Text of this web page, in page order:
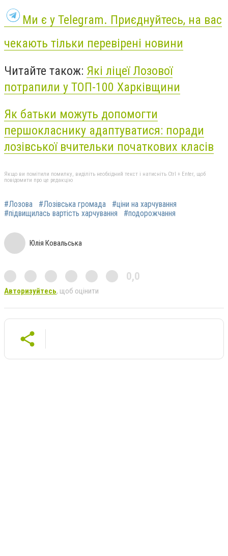
Ми є у Telegram. Приєднуйтесь, на вас
чекають тільки перевірені новини
Читайте також: Які ліцеї Лозової
потрапили у ТОП-100 Харківщини
Як батьки можуть допомогти
першокласнику адаптуватися: поради
лозівської вчительки початкових класів
Якщо ви помітили помилку, виділіть необхідний текст і натисніть Ctrl + Enter, щоб
повідомити про це редакцію
#Лозова #Лозівська громада
#ціни на харчування
#підвищилась вартість харчування
#подорожчання
Юлія Ковальська
0,0
Авторизуйтесь, щоб оцінити